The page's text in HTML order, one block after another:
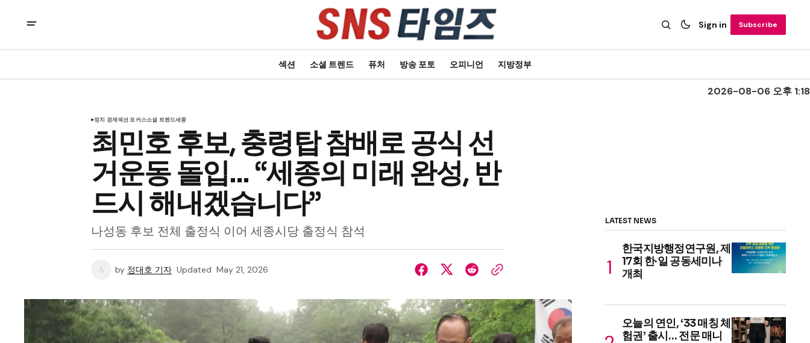
Sign in Subscribe
섹션 소셜 트렌드 퓨처 방송 포토 오피니언 지방정부
2026-08-06 오후 1:18
정치 경제섹션 포커스소셜 트렌드세종
최민호 후보, 충령탑 참배로 공식 선
거운동 돌입... “세종의 미래 완성, 반
드시 해내겠습니다”
나성동 후보 전체 출정식 이어 세종시당 출정식 참석
by 정대호 기자 Updated May 21, 2026
LATEST NEWS
한국지방행정연구원, 제
17회 한·일 공동세미나
개최
오늘의 연인, ‘33 매칭 체
험권’ 출시… 전문 매니